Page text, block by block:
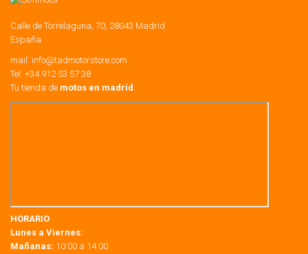
Calle de Torrelaguna, 70, 28043 Madrid
España.
mail: info@tadmotorstore.com
Tel: +34 912 53 57 38
Tu tienda de motos en madrid .
HORARIO
Lunes a Viernes:
Mañanas: 10:00 a 14:00